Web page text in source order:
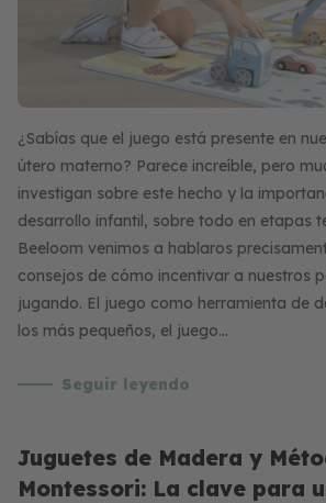
¿Sabías que el juego está presente en
útero materno? Parece increíble, pero
investigan sobre este hecho y la
desarrollo infantil, sobre todo en etapas
Beeloom venimos a hablaros
consejos de cómo incentivar a nuestros
jugando. El juego como herramienta de
los más pequeños, el juego…
Seguir leyendo
Juguetes de Madera y
Montessori: La clave para